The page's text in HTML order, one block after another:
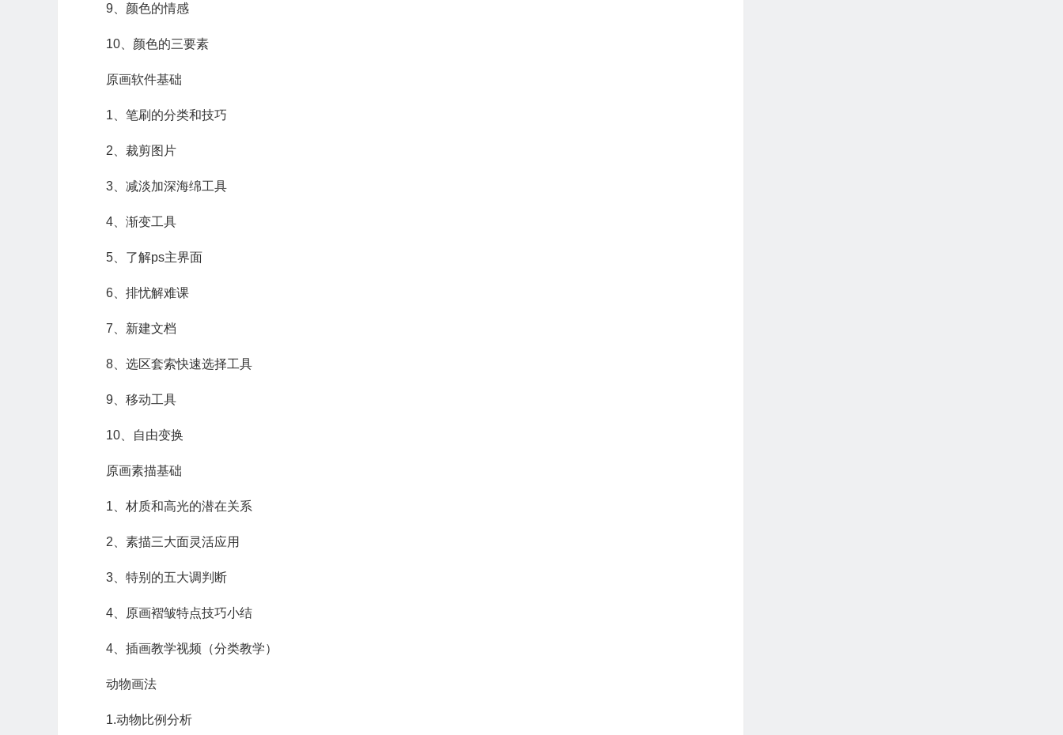
9、颜色的情感
10、颜色的三要素
原画软件基础
1、笔刷的分类和技巧
2、裁剪图片
3、减淡加深海绵工具
4、渐变工具
5、了解ps主界面
6、排忧解难课
7、新建文档
8、选区套索快速选择工具
9、移动工具
10、自由变换
原画素描基础
1、材质和高光的潜在关系
2、素描三大面灵活应用
3、特别的五大调判断
4、原画褶皱特点技巧小结
4、插画教学视频（分类教学）
动物画法
1.动物比例分析